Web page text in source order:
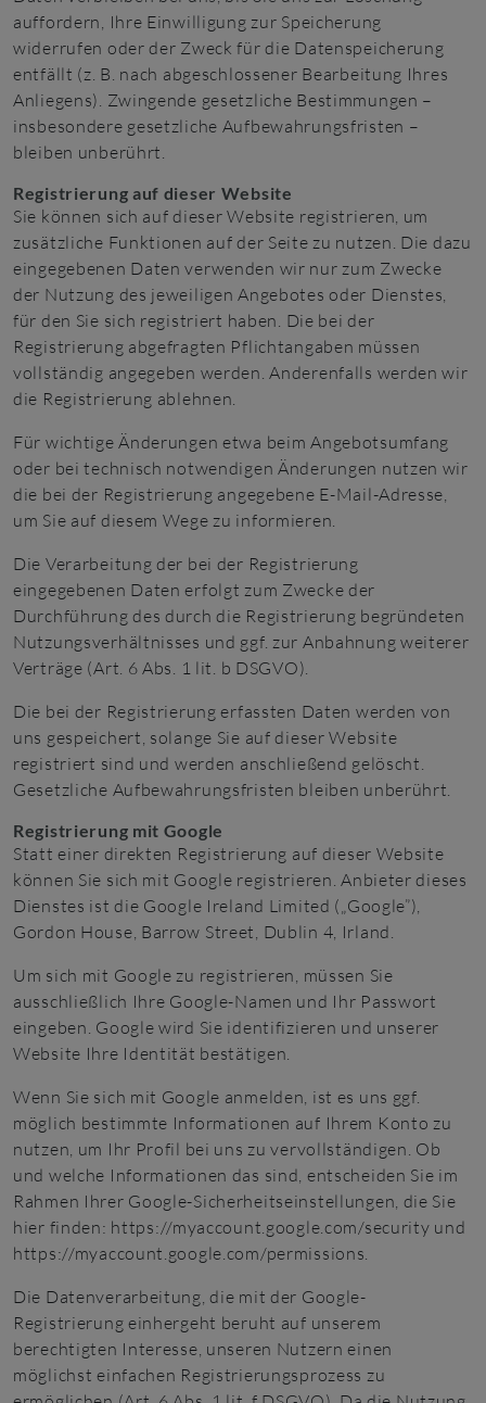
auffordern, Ihre Einwilligung zur Speicherung
widerrufen oder der Zweck für die Datenspeicherung
entfällt (z. B. nach abgeschlossener Bearbeitung Ihres
Anliegens). Zwingende gesetzliche Bestimmungen –
insbesondere gesetzliche Aufbewahrungsfristen –
bleiben unberührt.
Registrierung auf dieser Website
Sie können sich auf dieser Website registrieren, um
zusätzliche Funktionen auf der Seite zu nutzen. Die dazu
eingegebenen Daten verwenden wir nur zum Zwecke
der Nutzung des jeweiligen Angebotes oder Dienstes,
für den Sie sich registriert haben. Die bei der
Registrierung abgefragten Pflichtangaben müssen
vollständig angegeben werden. Anderenfalls werden wir
die Registrierung ablehnen.
Für wichtige Änderungen etwa beim Angebotsumfang
oder bei technisch notwendigen Änderungen nutzen wir
die bei der Registrierung angegebene E-Mail-Adresse,
um Sie auf diesem Wege zu informieren.
Die Verarbeitung der bei der Registrierung
eingegebenen Daten erfolgt zum Zwecke der
Durchführung des durch die Registrierung begründeten
Nutzungsverhältnisses und ggf. zur Anbahnung weiterer
Verträge (Art. 6 Abs. 1 lit. b DSGVO).
Die bei der Registrierung erfassten Daten werden von
uns gespeichert, solange Sie auf dieser Website
registriert sind und werden anschließend gelöscht.
Gesetzliche Aufbewahrungsfristen bleiben unberührt.
Registrierung mit Google
Statt einer direkten Registrierung auf dieser Website
können Sie sich mit Google registrieren. Anbieter dieses
Dienstes ist die Google Ireland Limited („Google”),
Gordon House, Barrow Street, Dublin 4, Irland.
Um sich mit Google zu registrieren, müssen Sie
ausschließlich Ihre Google-Namen und Ihr Passwort
eingeben. Google wird Sie identifizieren und unserer
Website Ihre Identität bestätigen.
Wenn Sie sich mit Google anmelden, ist es uns ggf.
möglich bestimmte Informationen auf Ihrem Konto zu
nutzen, um Ihr Profil bei uns zu vervollständigen. Ob
und welche Informationen das sind, entscheiden Sie im
Rahmen Ihrer Google-Sicherheitseinstellungen, die Sie
hier finden: https://myaccount.google.com/security und
https://myaccount.google.com/permissions.
Die Datenverarbeitung, die mit der Google-
Registrierung einhergeht beruht auf unserem
berechtigten Interesse, unseren Nutzern einen
möglichst einfachen Registrierungsprozess zu